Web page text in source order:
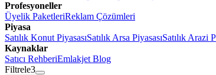
Profesyoneller
Üyelik PaketleriReklam Çözümleri
Piyasa
Satılık Konut PiyasasıSatılık Arsa PiyasasıSatılık Arazi
Kaynaklar
Satıcı RehberiEmlakjet Blog
Filtrele3